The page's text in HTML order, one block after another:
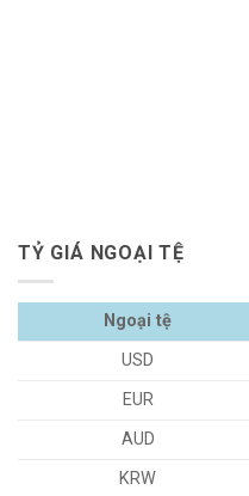
TỶ GIÁ NGOẠI TỆ
Ngoại tệ
USD
EUR
AUD
KRW